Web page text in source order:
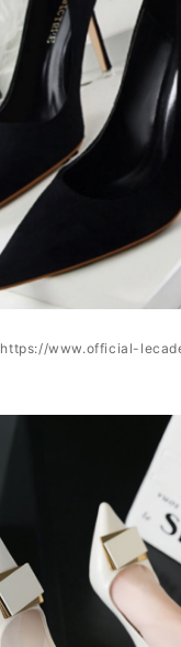
https://www.official-